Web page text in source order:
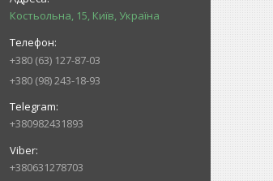
Костьольна, 15, Київ, Україна
+380 (63) 127-87-03
+380 (98) 243-18-93
+380982431893
+380631278703